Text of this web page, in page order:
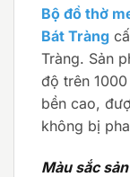
Bộ đồ thờ
Bát Tràng
Tràng. Sản
độ trên
bền cao,
không bị
Màu sắc